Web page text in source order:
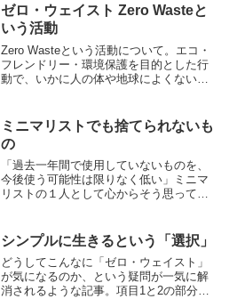
みることにしたのです。無ければ無い
で、何とかなることもあります。何か別
のもので代用できることに気がつく
ゼロ・ウェイスト Zero Wasteと
いう活動
Zero Wasteという活動について。エコ・
フレンドリー・環境保護を目的とした行
動で、いかに人の体や地球によくない物
離やミニマリストの延長線にも位置付け
られますし、「お金を出来るだけ使わな
い生活」「自給自足を目指す」にもかな
り重なります。
ミニマリストでも捨てられないも
の
「過去一年間で使用していないものを、
今後使う可能性は限りなく低い」ミニマ
リストの１人として心からそう思ってい
そんな自分ですが、一年以上使用してい
ないのに処分できないものが「ひとつだ
け」あります。それは、スーツケース(笑)
国内の移動でも使用する人は
シンプルに生きるという「選択」
どうしてこんなに「ゼロ・ウェイスト」
が気になるのか、という疑問が一気に解
消されるような記事。項目1と2の部分